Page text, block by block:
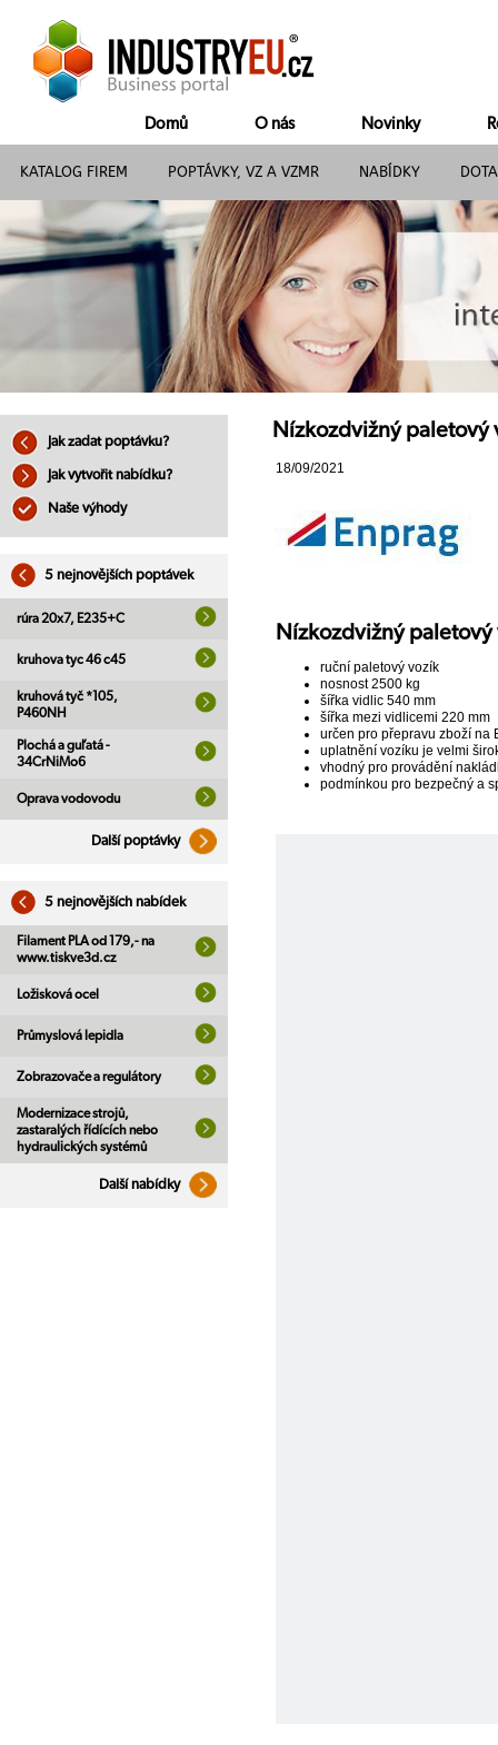
Domů O nás Novinky
KATALOG FIREM POPTÁVKY, VZ A VZMR NABÍDKY
Jak zadat poptávku?
Jak vytvořit nabídku?
Naše výhody
5 nejnovějších poptávek
rúra 20x7, E235+C
kruhova tyc 46 c45
kruhová tyč *105,
P460NH
Plochá a guľatá -
34CrNiMo6
Oprava vodovodu
Další poptávky
5 nejnovějších nabídek
Filament PLA od 179,- na
www.tiskve3d.cz
Ložisková ocel
Průmyslová lepidla
Zobrazovače a regulátory
Modernizace strojů,
zastaralých řídících nebo
hydraulických systémů
Další nabídky
Nízkozdvižný paletový
18/09/2021
Nízkozdvižný paletový
ruční paletový vozík
nosnost 2500 kg
šířka vidlic 540 mm
šířka mezi vidlicemi 220 mm
určen pro přepravu zboží na
uplatnění vozíku je velmi
vhodný pro provádění
podmínkou pro bezpečný a